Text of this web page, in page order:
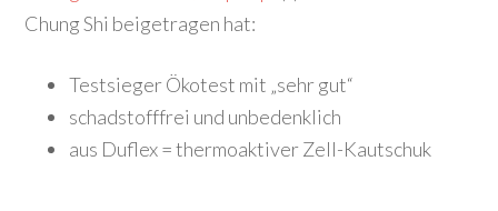
Chung Shi beigetragen hat:
Testsieger Ökotest mit „sehr gut“
schadstofffrei und unbedenklich
aus Duflex = thermoaktiver Zell-Kautschuk